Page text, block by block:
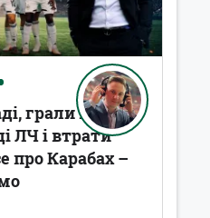
грали в
ЛЧ і втрати
про Карабах –